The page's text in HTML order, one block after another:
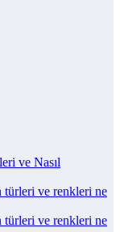
ve Nasıl
türleri ve renkleri ne
türleri ve renkleri ne